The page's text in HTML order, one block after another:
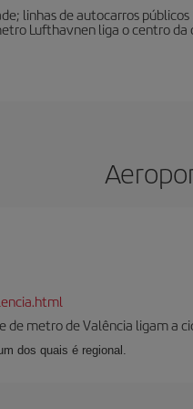
linhas de autocarros
Lufthavnen liga o centro
de metro de Valência ligam a
dos quais é regional.